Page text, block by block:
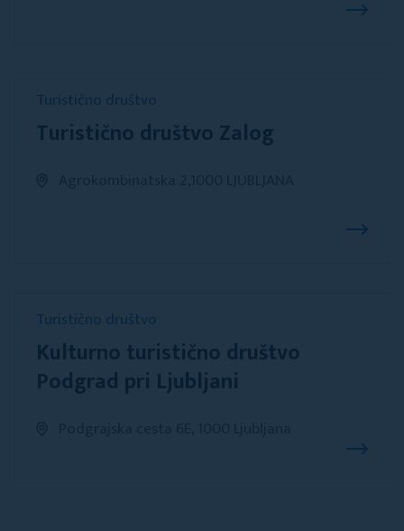
Turistično društvo
Turistično društvo Zalog
Turistično društvo
Kulturno turistično društvo
Podgrad pri Ljubljani